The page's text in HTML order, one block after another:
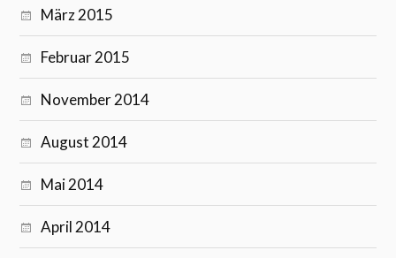
März 2015
Februar 2015
November 2014
August 2014
Mai 2014
April 2014